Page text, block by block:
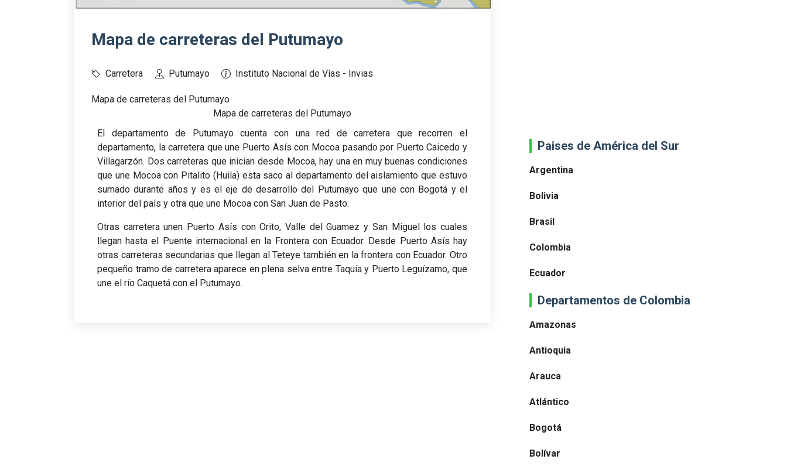
Mapa de carreteras del Putumayo
Carretera Putumayo Instituto Nacional de Vías - Invias
Mapa de carreteras del Putumayo
Mapa de carreteras del Putumayo
El departamento de Putumayo cuenta con una red de carretera que recorren el
departamento, la carretera que une Puerto Asís con Mocoa pasando por Puerto Caicedo y
Villagarzón. Dos carreteras que inician desde Mocoa, hay una en muy buenas condiciones
que une Mocoa con Pitalito (Huila) esta saco al departamento del aislamiento que estuvo
sumado durante años y es el eje de desarrollo del Putumayo que une con Bogotá y el
interior del país y otra que une Mocoa con San Juan de Pasto.
Otras carretera unen Puerto Asís con Orito, Valle del Guamez y San Miguel los cuales
llegan hasta el Puente internacional en la Frontera con Ecuador. Desde Puerto Asís hay
otras carreteras secundarias que llegan al Teteye también en la frontera con Ecuador. Otro
pequeño tramo de carretera aparece en plena selva entre Taquía y Puerto Leguízamo, que
une el río Caquetá con el Putumayo.
Paises de América del Sur
Argentina
Bolivia
Brasil
Colombia
Ecuador
Departamentos de Colombia
Amazonas
Antioquia
Arauca
Atlántico
Bogotá
Bolívar